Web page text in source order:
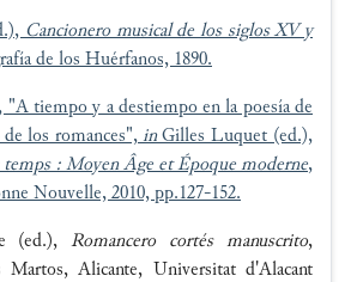
Cancionero musical de los siglos XV y
de los Huérfanos, 1890.
tiempo y a destiempo en la poesía de
de los romances", inGilles Luquet (ed.),
temps : Moyen Âge et Époque moderne,
Nouvelle, 2010, pp.127-152.
(ed.), Romancero cortés manuscrito,
Alicante, Universitat d'Alacant